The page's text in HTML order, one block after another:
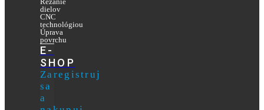
dielov
CNC
technológiou
Úprava
povrchu
E-
SHOP
Zaregistruj
sa
a